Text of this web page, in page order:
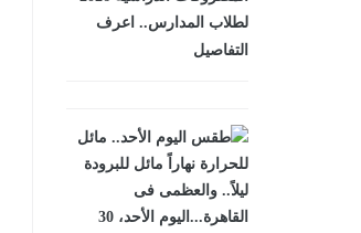
لطلاب المدارس.. اعرف
التفاصيل